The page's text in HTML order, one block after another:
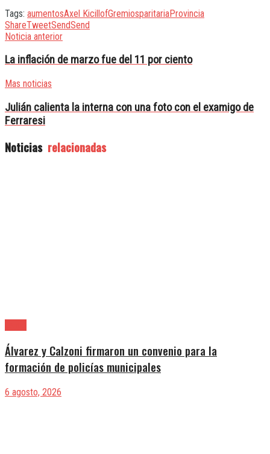
Tags: aumentosAxel KicillofGremiosparitariaProvincia
ShareTweetSendSend
Noticia anterior
La inflación de marzo fue del 11 por ciento
Mas noticias
Julián calienta la interna con una foto con el examigo de
Ferraresi
Noticias relacionadas
Álvarez y Calzoni firmaron un convenio para la
formación de policías municipales
6 agosto, 2026